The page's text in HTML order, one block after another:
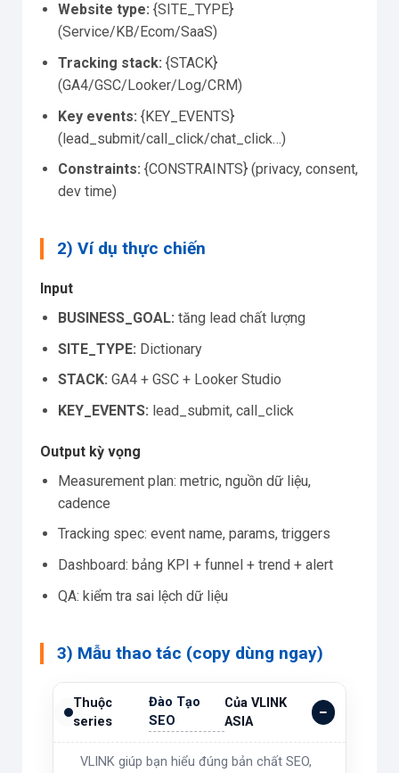
Website type: {SITE_TYPE}
(Service/KB/Ecom/SaaS)
Tracking stack: {STACK}
(GA4/GSC/Looker/Log/CRM)
Key events: {KEY_EVENTS}
(lead_submit/call_click/chat_click…)
Constraints: {CONSTRAINTS} (privacy, consent,
dev time)
2) Ví dụ thực chiến
Input
BUSINESS_GOAL: tăng lead chất lượng
SITE_TYPE: Dictionary
STACK: GA4 + GSC + Looker Studio
KEY_EVENTS: lead_submit, call_click
Output kỳ vọng
Measurement plan: metric, nguồn dữ liệu,
cadence
Tracking spec: event name, params, triggers
Dashboard: bảng KPI + funnel + trend + alert
QA: kiểm tra sai lệch dữ liệu
3) Mẫu thao tác (copy dùng ngay)
Thuộc
series
Đào Tạo
SEO
Của VLINK
ASIA
VLINK giúp bạn hiểu đúng bản chất SEO,